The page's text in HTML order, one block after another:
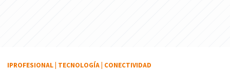
IPROFESIONAL TECNOLOGÍA CONECTIVIDAD